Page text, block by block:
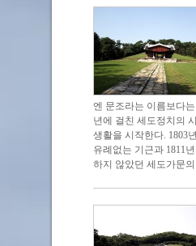
엔 문조라는 이름보다
년에 걸친 세도정치의
생활을 시작한다. 1803
유례없는 기근과 1811
하지 않았던 세도가문